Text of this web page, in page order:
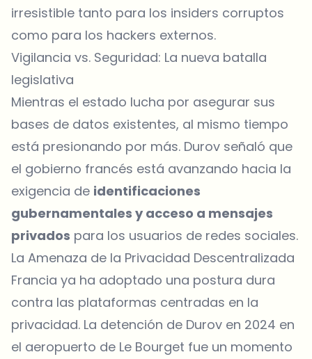
irresistible tanto para los insiders corruptos
como para los hackers externos.
Vigilancia vs. Seguridad: La nueva batalla
legislativa
Mientras el estado lucha por asegurar sus
bases de datos existentes, al mismo tiempo
está presionando por más. Durov señaló que
el gobierno francés está avanzando hacia la
exigencia de identificaciones
gubernamentales y acceso a mensajes
privados para los usuarios de redes sociales.
La Amenaza de la Privacidad Descentralizada
Francia ya ha adoptado una postura dura
contra las plataformas centradas en la
privacidad. La detención de Durov en 2024 en
el aeropuerto de Le Bourget fue un momento